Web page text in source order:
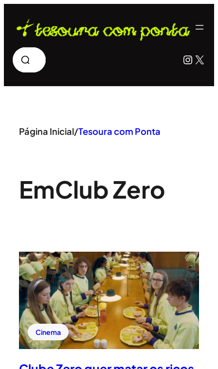
para
conteúdo
Pesquisar X
Página Inicial/Tesoura com Ponta
EmClub Zero
Cinema